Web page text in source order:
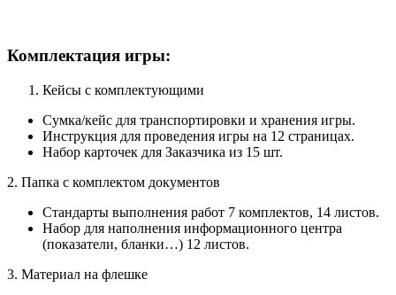
Комплектация игры:
Кейсы с комплектующими
Сумка/кейс для транспортировки и хранения игры.
Инструкция для проведения игры на 12 страницах.
Набор карточек для Заказчика из 15 шт.
2. Папка с комплектом документов
Стандарты выполнения работ 7 комплектов, 14 листов.
Набор для наполнения информационного центра
(показатели, бланки…) 12 листов.
3. Материал на флешке